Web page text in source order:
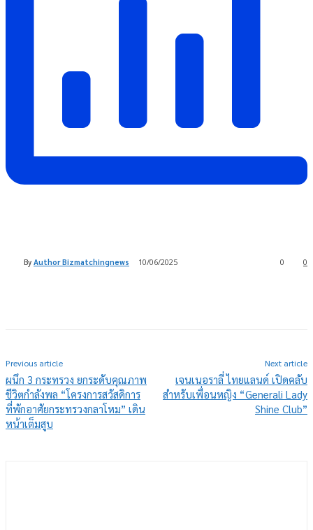
By Author Bizmatchingnews 10/06/2025 0
0
Previous article
ผนึก 3 กระทรวง ยกระดับคุณภาพ
ชีวิตกำลังพล “โครงการสวัสดิการ
ที่พักอาศัยกระทรวงกลาโหม” เดิน
หน้าเต็มสูบ
Next article
เจนเนอราลี่ ไทยแลนด์ เปิดคลับ
สำหรับเพื่อนหญิง “Generali Lady
Shine Club”